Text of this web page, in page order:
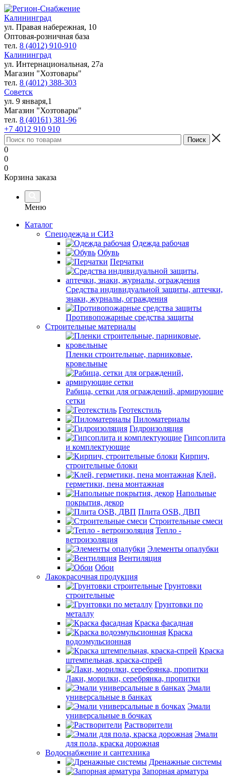
Калининград
ул. Правая набережная, 10
Оптовая-розничная база
тел. 8 (4012) 910-910
Калининград
ул. Интернациональная, 27а
Магазин "Хозтовары"
тел. 8 (4012) 388-303
Советск
ул. 9 января,1
Магазин "Хозтовары"
тел. 8 (40161) 381-96
+7 4012 910 910
0
0
0
Корзина заказа
Меню
Каталог
Спецодежда и СИЗ
Одежда рабочая
Обувь
Перчатки
Средства индивидуальной защиты, аптечки,
знаки, журналы, ограждения
Противопожарные средства защиты
Строительные материалы
Пленки строительные, парниковые,
кровельные
Рабица, сетки для ограждений, армирующие
сетки
Геотекстиль
Пиломатериалы
Гидроизоляция
Гипсоплита
и комплектующие
Кирпич,
строительные блоки
Клей,
герметики, пена монтажная
Напольные
покрытия, декор
Плита OSB, ДВП
Строительные смеси
Тепло -
ветроизоляция
Элементы опалубки
Вентиляция
Обои
Лакокрасочная продукция
Грунтовки
строительные
Грунтовки по
металлу
Краска фасадная
Краска
водоэмульсионная
Краска
штемпельная, краска-спрей
Лаки, морилки, серебрянка, пропитки
Эмали
универсальные в банках
Эмали
универсальные в бочках
Растворители
Эмали
для пола, краска дорожная
Водоснабжение и сантехника
Дренажные системы
Запорная арматура